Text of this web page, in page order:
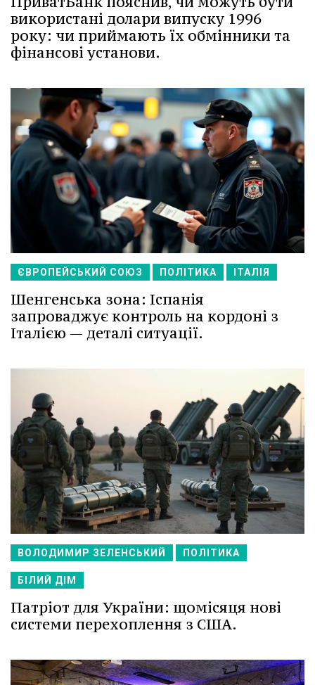
використані долари випуску 1996
року: чи приймають їх обмінники та
фінансові установи.
ЄВРОПЕЙСЬКИЙ СОЮЗ ПОЛІТИКА ІТАЛІЯ
Шенгенська зона: Іспанія
запроваджує контроль на кордоні з
Італією — деталі ситуації.
ВОЛОДИМИР ЗЕЛЕНСЬКИЙ ПОЛІТИКА
БІЛИЙ ДІМ
Патріот для України: щомісяця нові
системи перехоплення з США.